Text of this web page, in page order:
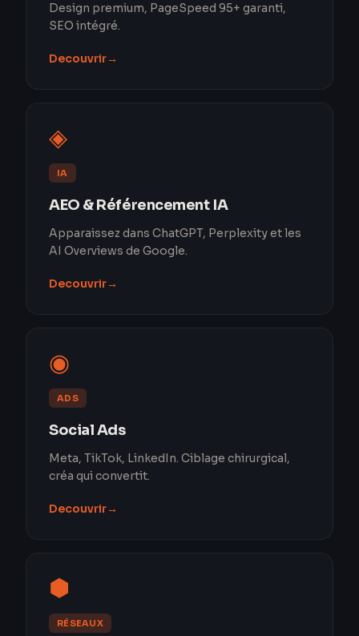
Design premium, PageSpeed 95+ garanti,
SEO intégré.
Decouvrir→
◈
IA
AEO & Référencement IA
Apparaissez dans ChatGPT, Perplexity et les
AI Overviews de Google.
Decouvrir→
◉
ADS
Social Ads
Meta, TikTok, LinkedIn. Ciblage chirurgical,
créa qui convertit.
Decouvrir→
⬢
RÉSEAUX